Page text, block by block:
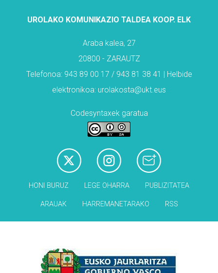
UROLAKO KOMUNIKAZIO TALDEA KOOP. ELK
Araba kalea, 27
20800 - ZARAUTZ
Telefonoa: 943 89 00 17 / 943 81 38 41 | Helbide
elektronikoa: urolakosta@ukt.eus
Codesyntaxek garatua
HONI BURUZ LEGE OHARRA PUBLIZITATEA
ARAUAK HARREMANETARAKO RSS